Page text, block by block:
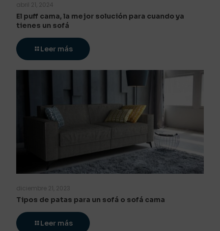
abril 21, 2024
El puff cama, la mejor solución para cuando ya
tienes un sofá
Leer más
diciembre 21, 2023
Tipos de patas para un sofá o sofá cama
Leer más